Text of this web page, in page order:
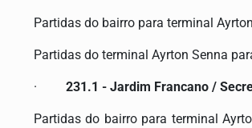
Partidas do bairro para terminal
Partidas do terminal Ayrton Senna
· 231.1 - Jardim Francano /
Partidas do bairro para terminal